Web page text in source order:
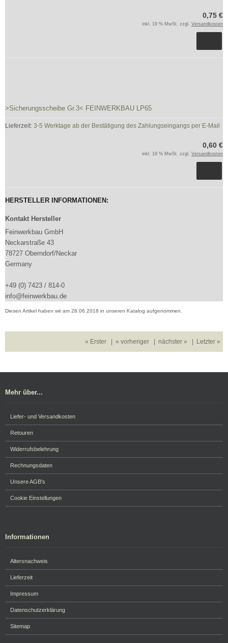
0,75 €
inkl. 19 % MwSt. zzgl. Versandkosten
>Sicherungsscheibe Gr.3< FEINWERKBAU LP65
Lieferzeit: 3-5 Werktage ab der Bestätigung des Zahlungseingangs per E-Mail
0,60 €
inkl. 19 % MwSt. zzgl. Versandkosten
HERSTELLER INFORMATIONEN:
Kontakt Hersteller
Feinwerkbau GmbH
Neckarstraße 43
78727 Oberndorf/Neckar
Germany
+49 (0) 7423 / 814-0
info@feinwerkbau.de
Diesen Artikel haben wir am 28.06.2018 in unseren Katalog aufgenommen.
« Erster « vorheriger nächster » Letzter »
Mehr über...
Liefer- und Versandkosten
Retouren
Widerrufsbelehrung
Rechnungsdaten
Unsere AGB's
Cookie Einstellungen
Informationen
Altersnachweis
Lieferzeit
Impressum
Datenschutzerklärung
Sitemap